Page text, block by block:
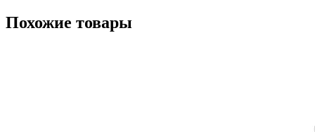
Похожие товары